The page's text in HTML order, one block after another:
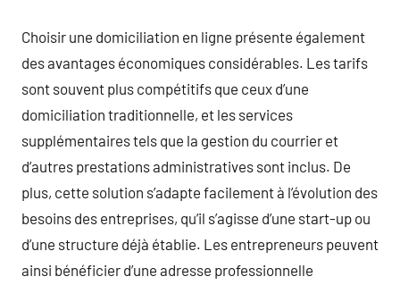
Choisir une domiciliation en ligne présente également
des avantages économiques considérables. Les tarifs
sont souvent plus compétitifs que ceux d’une
domiciliation traditionnelle, et les services
supplémentaires tels que la gestion du courrier et
d’autres prestations administratives sont inclus. De
plus, cette solution s’adapte facilement à l’évolution des
besoins des entreprises, qu’il s’agisse d’une start-up ou
d’une structure déjà établie. Les entrepreneurs peuvent
ainsi bénéficier d’une adresse professionnelle